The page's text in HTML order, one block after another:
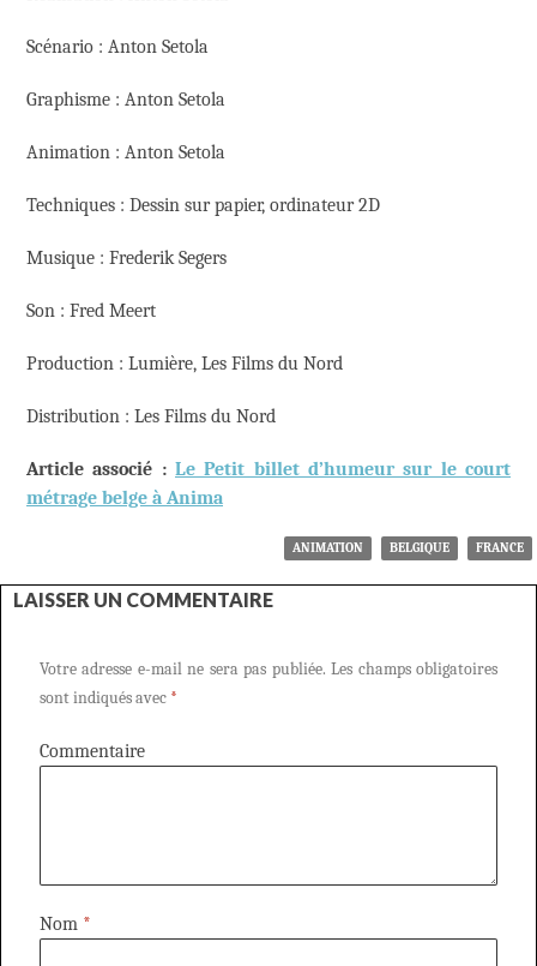
Scénario : Anton Setola
Graphisme : Anton Setola
Animation : Anton Setola
Techniques : Dessin sur papier, ordinateur 2D
Musique : Frederik Segers
Son : Fred Meert
Production : Lumière, Les Films du Nord
Distribution : Les Films du Nord
Article associé : Le Petit billet d’humeur sur le court
métrage belge à Anima
ANIMATION BELGIQUE FRANCE
LAISSER UN COMMENTAIRE
Votre adresse e-mail ne sera pas publiée. Les champs obligatoires
sont indiqués avec *
Commentaire
Nom *